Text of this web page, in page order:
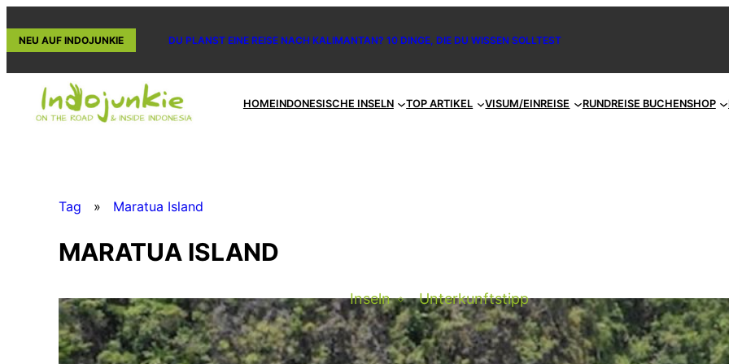
Inhalt
NEU AUF INDOJUNKIE DU PLANST EINE REISE NACH KALIMANTAN? 10 DINGE, DIE DU WISSEN SOLLTEST
HOMEINDONESISCHE INSELN TOP ARTIKEL VISUM/EINREISE RUNDREISE BUCHENSHOP
Tag » Maratua Island
MARATUA ISLAND
Inseln Unterkunftstipp
Flitterwochen Indonesien: Top 10 Inseln
für die Hochzeitsreise